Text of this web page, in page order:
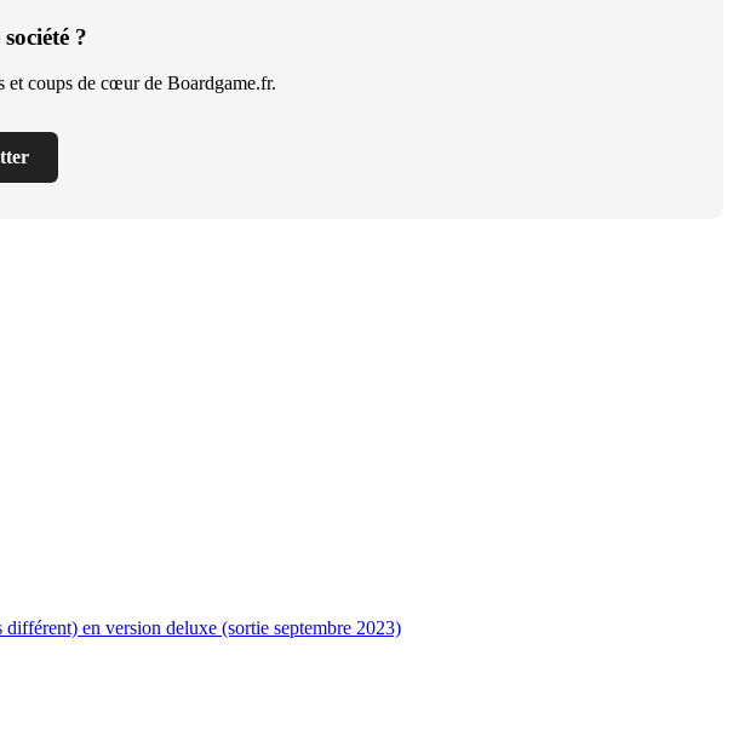
?
et coups de cœur de Boardgame.fr.
en version deluxe (sortie septembre 2023)